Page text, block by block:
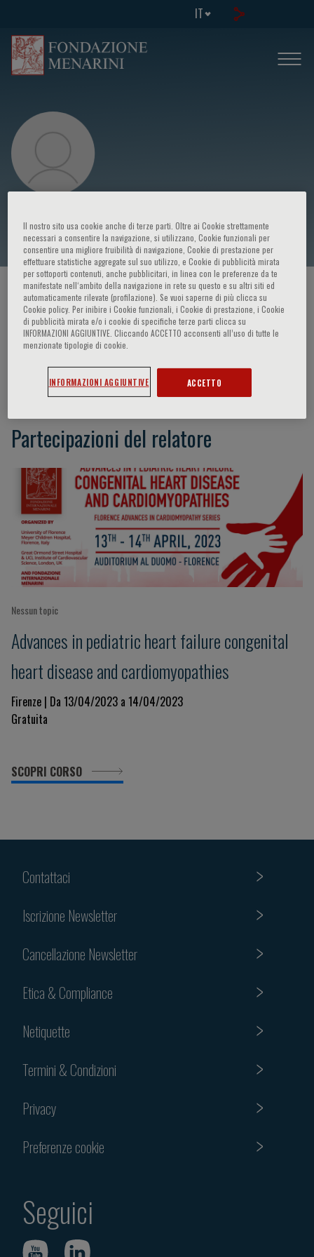
IT
Carlo Pace
HOME PAGE / CORSI ED EVENTI / RELATORE
Carlo Pace
Partecipazioni del relatore
Nessun topic
Advances in pediatric heart failure congenital
heart disease and cardiomyopathies
Firenze | Da 13/04/2023 a 14/04/2023
Gratuita
SCOPRI CORSO
Contattaci
Iscrizione Newsletter
Cancellazione Newsletter
Etica & Compliance
Netiquette
Termini & Condizioni
Privacy
Preferenze cookie
Seguici
Il nostro sito usa cookie anche di terze parti. Oltre ai Cookie strettamente
necessari a consentire la navigazione, si utilizzano, Cookie funzionali per
consentire una migliore fruibilità di navigazione, Cookie di prestazione per
effettuare statistiche aggregate sul suo utilizzo, e Cookie di pubblicità mirata
per sottoporti contenuti, anche pubblicitari, in linea con le preferenze da te
manifestate nell‘ambito della navigazione in rete su questo e su altri siti ed
automaticamente rilevate (profilazione). Se vuoi saperne di più clicca su
Cookie policy. Per inibire i Cookie funzionali, i Cookie di prestazione, i Cookie
di pubblicità mirata e/o i cookie di specifiche terze parti clicca su
INFORMAZIONI AGGIUNTIVE. Cliccando ACCETTO acconsenti all’uso di tutte le
menzionate tipologie di cookie.
INFORMAZIONI AGGIUNTIVE ACCETTO